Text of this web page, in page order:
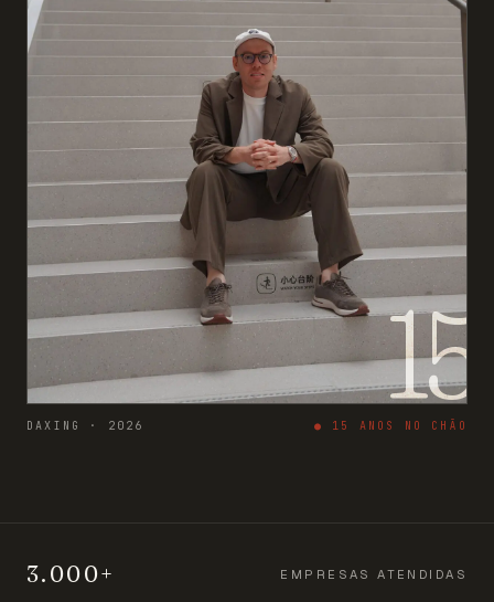
15
DAXING · 2026 ● 15 ANOS NO CHÃO
3.000+ EMPRESAS ATENDIDAS